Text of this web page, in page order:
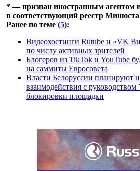
* — признан иностранным агентом
в соответствующий реестр
Ранее по теме (5):
Видеохостинги Rutube и «VK
по числу активных зрителей
Блогеров из TikTok и YouTube
на саммиты Евросовета
Власти Белоруссии планируют
взаимодействия с руководством
блокировки площадки